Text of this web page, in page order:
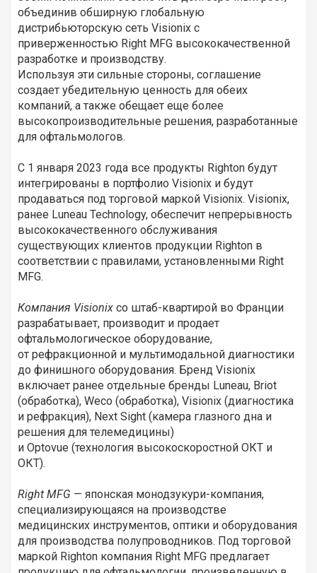
объединив обширную глобальную
дистрибьюторскую сеть Visionix с
приверженностью Right MFG высококачественной
разработке и производству.
Используя эти сильные стороны, соглашение
создает убедительную ценность для обеих
компаний, а также обещает еще более
высокопроизводительные решения, разработанные
для офтальмологов.
С 1 января 2023 года все продукты Righton будут
интегрированы в портфолио Visionix и будут
продаваться под торговой маркой Visionix. Visionix,
ранее Luneau Technology, обеспечит непрерывность
высококачественного обслуживания
существующих клиентов продукции Righton в
соответствии с правилами, установленными Right
MFG.
Компания Visionix со штаб-квартирой во Франции
разрабатывает, производит и продает
офтальмологическое оборудование,
от рефракционной и мультимодальной диагностики
до финишного оборудования. Бренд Visionix
включает ранее отдельные бренды Luneau, Briot
(обработка), Weco (обработка), Visionix (диагностика
и рефракция), Next Sight (камера глазного дна и
решения для телемедицины)
и Optovue (технология высокоскоростной ОКТ и
ОКТ).
Right MFG — японская монодзукури-компания,
специализирующаяся на производстве
медицинских инструментов, оптики и оборудования
для производства полупроводников. Под торговой
маркой Righton компания Right MFG предлагает